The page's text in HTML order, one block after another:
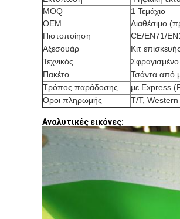
MOQ
1 Τεμάχιο
OEM
Διαθέσιμο
Πιστοποίηση
CE/EN71/
Αξεσουάρ
Κιτ
Τεχνικός
Πακέτο
Τσάντα από
Τρόπος παράδοσης
με Express
Οροι πληρωμής
T/T, Western
Αναλυτικές εικόνες: